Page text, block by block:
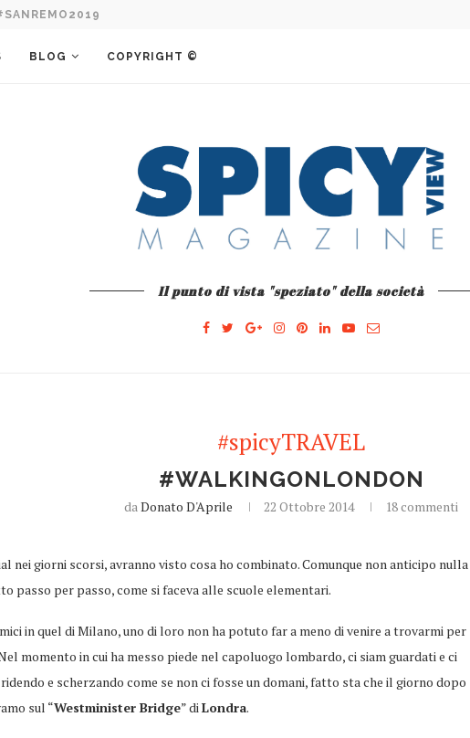
10 CORSO COMO E L’AVVENTURA...
BLOG COPYRIGHT ©
Il punto di vista "speziato" della società
#spicyTRAVEL
#WALKINGONLONDON
daDonato D'Aprile 22 Ottobre 2014 18 commenti
nei giorni scorsi, avranno visto cosa ho combinato. Comunque non anticipo nulla
passo per passo, come si faceva alle scuole elementari.
in quel di Milano, uno di loro non ha potuto far a meno di venire a trovarmi per
momento in cui ha messo piede nel capoluogo lombardo, ci siam guardati e ci
e scherzando come se non ci fosse un domani, fatto sta che il giorno dopo
sul “Westminister Bridge” diLondra.